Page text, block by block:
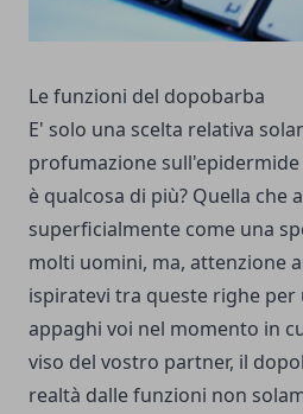
Le funzioni del dopobarba
E' solo una scelta relativa
profumazione
è qualcosa di più? Quella che
superficialmente come una
molti uomini, ma, attenzione
ispiratevi tra queste righe
appaghi voi nel momento in
viso del vostro partner, il
realtà dalle funzioni non